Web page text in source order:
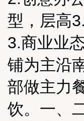
型，层高
3.商业业
铺为主沿
部做主力
饮。一、